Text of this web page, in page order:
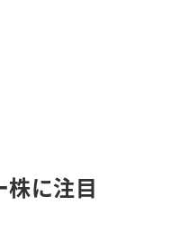
に注目